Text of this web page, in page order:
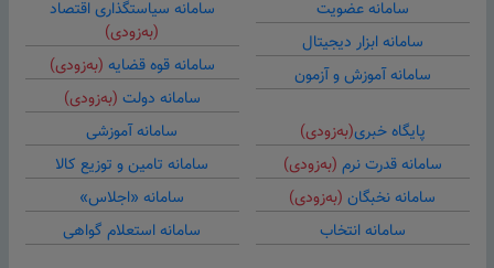
سامانه عضویت
سامانه ابزار دیجیتال
سامانه آموزش و آزمون
سامانه سیاستگذاری اقتصاد
(به‌زودی)
سامانه قوه قضایه (به‌زودی)
سامانه دولت (به‌زودی)
پایگاه خبری(به‌زودی)
سامانه قدرت نرم (به‌زودی)
سامانه نخبگان (به‌زودی)
سامانه انتخاب
سامانه آموزشی
سامانه تامین و توزیع کالا
سامانه «اجلاس»
سامانه استعلام گواهی